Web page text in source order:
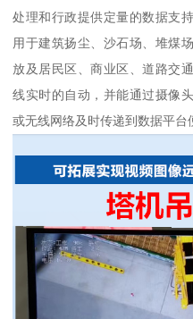
处理和行政提供定量的数据支
用于建筑扬尘、沙石场、堆煤
放及居民区、商业区、道路交
线实时的自动，并能通过摄像
或无线网络及时传递到数据平台